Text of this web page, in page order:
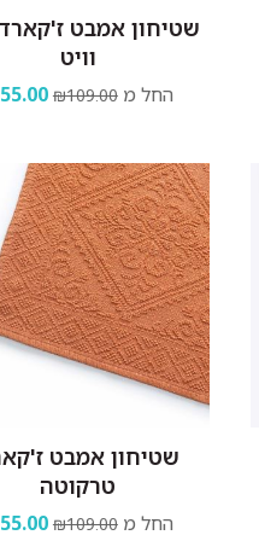
שטיחון אמבט
וויט
החל מ ₪109.00
שטיחון אמבט
טרקוטה
החל מ ₪109.00